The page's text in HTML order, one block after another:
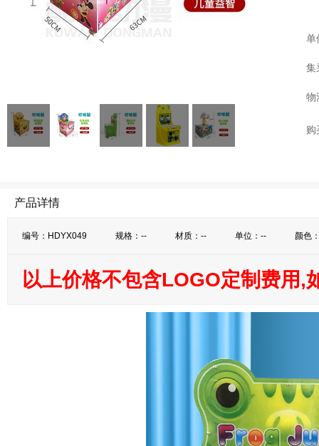
单
集
物
购
产品详情
编号：HDYX049 规格：-- 材质：-- 单位：-- 颜色
以上价格不包含LOGO定制费用,